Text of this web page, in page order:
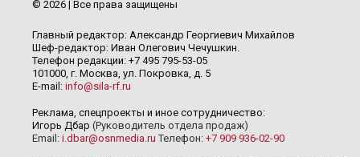
© 2026 | Все права защищены
Главный редактор: Александр Георгиевич Михайлов
Шеф-редактор: Иван Олегович Чечушкин.
Телефон редакции: +7 495 795-53-05
101000, г. Москва, ул. Покровка, д. 5
E-mail: info@sila-rf.ru
Реклама, спецпроекты и иное сотрудничество:
Игорь Дбар (Руководитель отдела продаж)
Email: i.dbar@osnmedia.ru Телефон: +7 909 936-02-90